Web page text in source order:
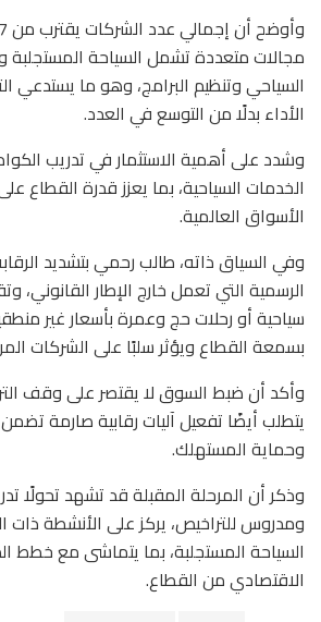
مجالات متعددة تشمل السياحة المستجلبة
السياحي وتنظيم البرامج، وهو ما يستدعي
الأداء بدلًا من التوسع في العدد.
وشدد على أهمية الاستثمار في تدريب
الخدمات السياحية، بما يعزز قدرة القطاع
الأسواق العالمية.
وفي السياق ذاته، طالب رحمي بتشديد
الرسمية التي تعمل خارج الإطار القانوني،
سياحية أو رحلات حج وعمرة بأسعار غير
بسمعة القطاع ويؤثر سلبًا على الشركات
وأكد أن ضبط السوق لا يقتصر على وقف
يتطلب أيضًا تفعيل آليات رقابية صارمة
وحماية المستهلك.
وذكر أن المرحلة المقبلة قد تشهد تحولًا
ومدروس للتراخيص، يركز على الأنشطة ذات
السياحة المستجلبة، بما يتماشى مع خطط
الاقتصادي من القطاع.